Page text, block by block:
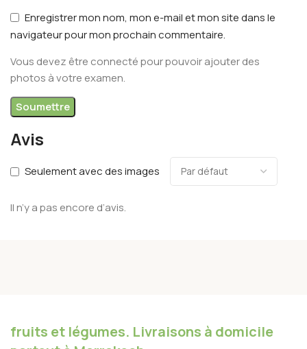
Avis
Seulement avec des images
Il n’y a pas encore d’avis.
Enregistrer mon nom, mon e-mail et mon site dans le
navigateur pour mon prochain commentaire.
Vous devez être connecté pour pouvoir ajouter des
photos à votre examen.
fruits et légumes. Livraisons à domicile